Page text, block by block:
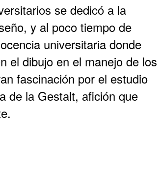
se dedicó a la
y al poco tiempo de
universitaria donde
el dibujo en el manejo de los
fascinación por el estudio
de la Gestalt, afición que